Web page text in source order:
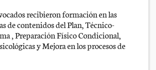
recibieron formación en las
de contenidos del Plan, Técnico-
, Preparación Físico Condicional,
y Mejora en los procesos de